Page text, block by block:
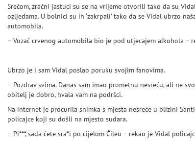
Srećom, zračni jastuci su se na vrijeme otvorili tako da su
ozljedama. U bolnici su ih ‘zakrpali’ tako da se Vidal ubrzo
automobila.
– Vozač crvenog automobila bio je pod utjecajem alkohola –
Ubrzo je i sam Vidal poslao poruku svojim fanovima.
– Pozdrav svima. Danas sam imao prometnu nesreću, ali ne
obitelj je dobro, hvala vam na podršci.
Na internet je procurila snimka s mjesta nesreće u blizini
policajce koji su došli na mjesto sudara.
– Pi***, sada ćete sra*i po cijelom Čileu – rekao je Vidal